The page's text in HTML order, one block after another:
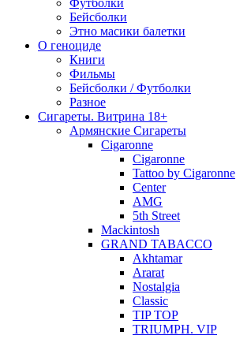
Футболки
Бейсболки
Этно масики балетки
О геноциде
Книги
Фильмы
Бейсболки / Футболки
Разное
Сигареты. Витрина 18+
Армянские Сигареты
Cigaronne
Cigaronne
Tattoo by Cigaronne
Center
AMG
5th Street
Mackintosh
GRAND TABACCO
Akhtamar
Ararat
Nostalgia
Classic
TIP TOP
TRIUMPH. VIP